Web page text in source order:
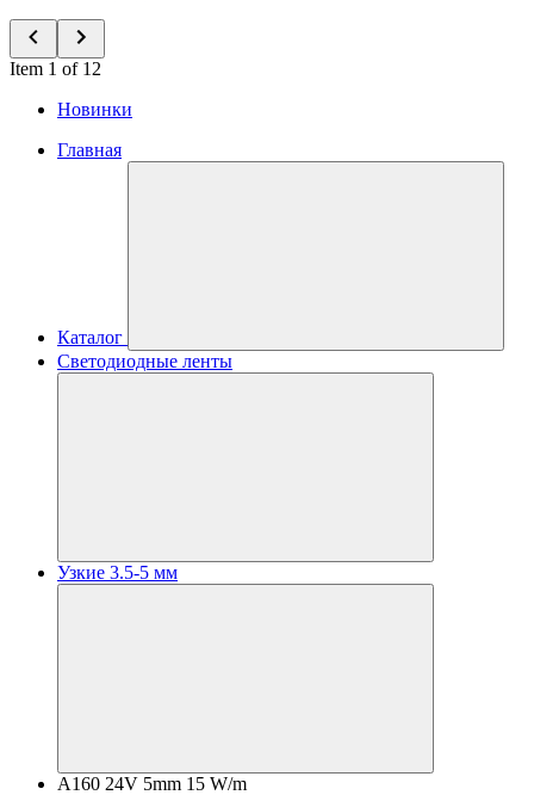
Item 1 of 12
Новинки
Главная
Каталог
Светодиодные ленты
Узкие 3.5-5 мм
A160 24V 5mm 15 W/m